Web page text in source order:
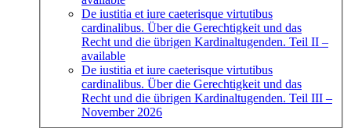
De iustitia et iure caeterisque virtutibus
cardinalibus. Über die Gerechtigkeit und das
Recht und die übrigen Kardinaltugenden. Teil II –
available
De iustitia et iure caeterisque virtutibus
cardinalibus. Über die Gerechtigkeit und das
Recht und die übrigen Kardinaltugenden. Teil III –
November 2026